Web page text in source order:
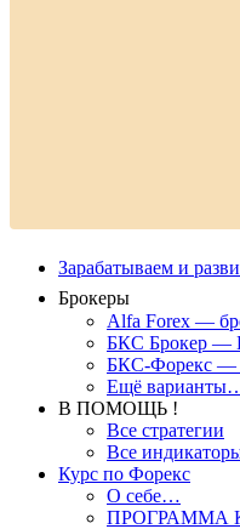
Зарабатываем и
Брокеры
Alfa Forex —
БКС Брокер —
БКС-Форекс —
Ещё
В ПОМОЩЬ !
Все стратегии
Все
Курс по Форекс
О себе…
ПРОГРАММА